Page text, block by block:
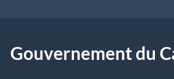
l
Gouvernement du